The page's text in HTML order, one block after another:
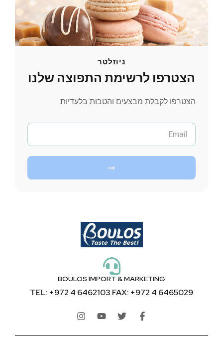
ניוזלטר
הצטרפו לרשימת התפוצה שלנו
הצטרפו לקבלת מבצעים והטבות בלעדיות
BOULOS IMPORT & MARKETING
TEL: +972 4 6462103 FAX: +972 4 6465029